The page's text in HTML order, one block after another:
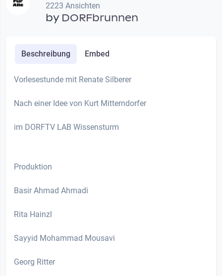
2223 Ansichten
by DORFbrunnen
Beschreibung Embed
Vorlesestunde mit Renate Silberer
Nach einer Idee von Kurt Mitterndorfer
im DORFTV LAB Wissensturm
Produktion
Basir Ahmad Ahmadi
Rita Hainzl
Sayyid Mohammad Mousavi
Georg Ritter